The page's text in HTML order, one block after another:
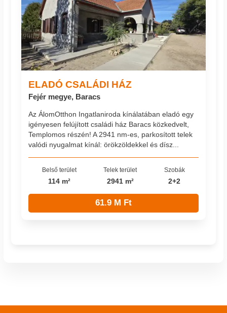
ELADÓ CSALÁDI HÁZ
Fejér megye, Baracs
Az ÁlomOtthon Ingatlaniroda kínálatában eladó egy
igényesen felújított családi ház Baracs közkedvelt,
Templomos részén! A 2941 nm-es, parkosított telek
valódi nyugalmat kínál: örökzöldekkel és dísz...
Belső terület
114 m²
Telek terület
2941 m²
Szobák
2+2
61.9 M Ft